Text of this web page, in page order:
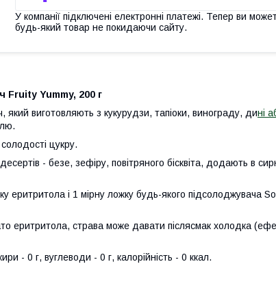
У компанії підключені електронні платежі. Тепер ви
будь-який товар не покидаючи сайту.
Fruity Yummy, 200 г
виготовляють з кукурудзи, тапіоки, винограду, дині
цукру.
- безе, зефіру, повітряного бісквіта, додають в
еритритола і 1 мірну ложку будь-якого підсолоджувача
еритритола, страва може давати післясмак холодка
- 0 г, вуглеводи - 0 г, калорійність - 0 ккал.